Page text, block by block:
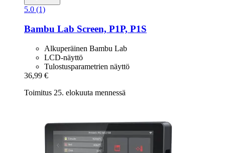
5.0 (1)
Bambu Lab Screen, P1P, P1S
Alkuperäinen Bambu Lab
LCD-näyttö
Tulostusparametrien näyttö
36,99 €
Toimitus 25. elokuuta mennessä